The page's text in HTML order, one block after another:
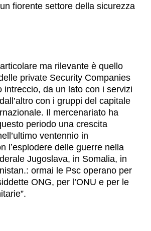
fiorente settore della sicurezza
ma rilevante è quello
private Security Companies
intreccio, da un lato con i servizi
con i gruppi del capitale
Il mercenariato ha
periodo una crescita
ventennio in
l’esplodere delle guerre nella
Jugoslava, in Somalia, in
ormai le Psc operano per
ONG, per l’ONU e per le